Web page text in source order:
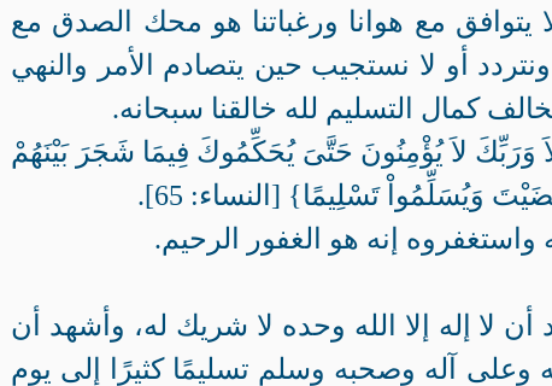
لا يتوافق مع هوانا ورغباتنا هو محك الصدق مع
أو لا نستجيب حين يتصادم الأمر والنهي
كمال التسليم لله خالقنا سبحانه.
وَرَبِّكَ لاَ يُؤْمِنُونَ حَتَّىَ يُحَكِّمُوكَ فِيمَا شَجَرَ بَيْنَهُمْ
وَيُسَلِّمُواْ تَسْلِيمًا} [النساء: 65].
واستغفروه إنه هو الغفور الرحيم.
أن لا إله إلا الله وحده لا شريك له، وأشهد أن
آله وصحبه وسلم تسليمًا كثيرًا إلى يوم